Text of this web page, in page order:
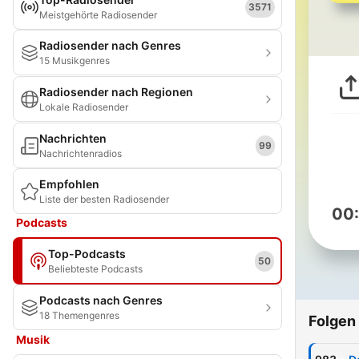
Meistgehörte Radiosender
3571
Radiosender nach Genres
15 Musikgenres
Radiosender nach Regionen
Lokale Radiosender
Nachrichten
Nachrichtenradios
99
Empfohlen
Liste der besten Radiosender
Podcasts
Top-Podcasts
Beliebteste Podcasts
50
Podcasts nach Genres
18 Themengenres
Musik
Folgen